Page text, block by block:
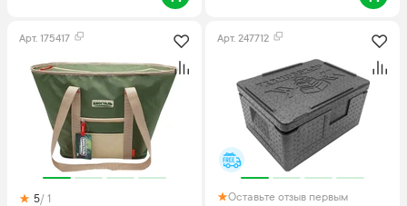
Арт. 175417
5/ 1
Арт. 247712
Оставьте отзыв первым